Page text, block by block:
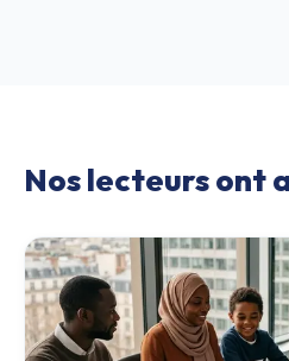
Nos lecteurs ont